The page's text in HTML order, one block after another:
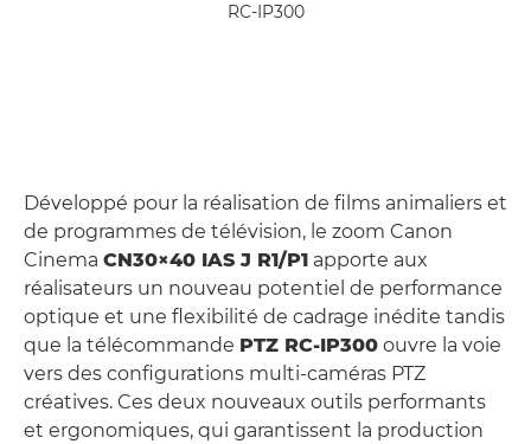
RC-IP300
Développé pour la réalisation de films animaliers et
de programmes de télévision, le zoom Canon
Cinema CN30×40 IAS J R1/P1 apporte aux
réalisateurs un nouveau potentiel de performance
optique et une flexibilité de cadrage inédite tandis
que la télécommande PTZ RC‑IP300 ouvre la voie
vers des configurations multi-caméras PTZ
créatives. Ces deux nouveaux outils performants
et ergonomiques, qui garantissent la production